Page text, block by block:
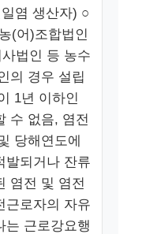
염 생산자) ○
(어)조합법인
법인 등 농수
의 경우 설립
1년 이하인
수 없음, 염전
당해연도에
발되거나 잔류
염전 및 염전
근로자의 자유
는 근로강요행